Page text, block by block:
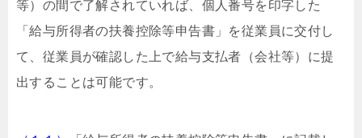
等）の間で了解されていれば、個人番号を印字した
「給与所得者の扶養控除等申告書」を従業員に交付し
て、従業員が確認した上で給与支払者（会社等）に提
出することは可能です。